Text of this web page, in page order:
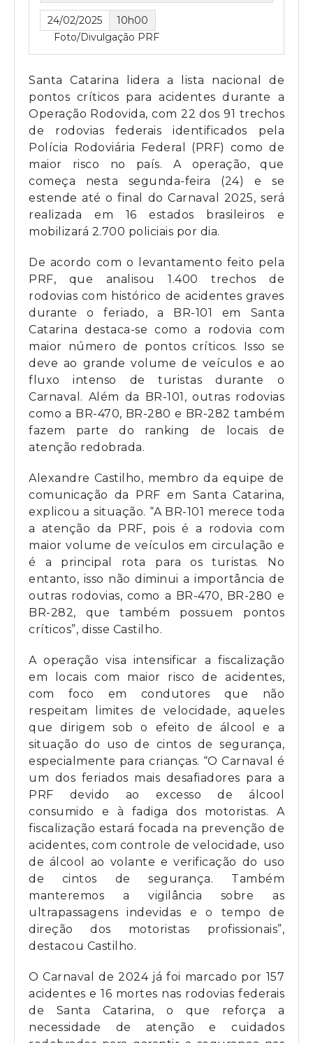
24/02/2025
10h00
Foto/Divulgação PRF
Santa Catarina lidera a lista nacional de
pontos críticos para acidentes durante a
Operação Rodovida, com 22 dos 91 trechos
de rodovias federais identificados pela
Polícia Rodoviária Federal (PRF) como de
maior risco no país. A operação, que
começa nesta segunda-feira (24) e se
estende até o final do Carnaval 2025, será
realizada em 16 estados brasileiros e
mobilizará 2.700 policiais por dia.
De acordo com o levantamento feito pela
PRF, que analisou 1.400 trechos de
rodovias com histórico de acidentes graves
durante o feriado, a BR-101 em Santa
Catarina destaca-se como a rodovia com
maior número de pontos críticos. Isso se
deve ao grande volume de veículos e ao
fluxo intenso de turistas durante o
Carnaval. Além da BR-101, outras rodovias
como a BR-470, BR-280 e BR-282 também
fazem parte do ranking de locais de
atenção redobrada.
Alexandre Castilho, membro da equipe de
comunicação da PRF em Santa Catarina,
explicou a situação. “A BR-101 merece toda
a atenção da PRF, pois é a rodovia com
maior volume de veículos em circulação e
é a principal rota para os turistas. No
entanto, isso não diminui a importância de
outras rodovias, como a BR-470, BR-280 e
BR-282, que também possuem pontos
críticos”, disse Castilho.
A operação visa intensificar a fiscalização
em locais com maior risco de acidentes,
com foco em condutores que não
respeitam limites de velocidade, aqueles
que dirigem sob o efeito de álcool e a
situação do uso de cintos de segurança,
especialmente para crianças. “O Carnaval é
um dos feriados mais desafiadores para a
PRF devido ao excesso de álcool
consumido e à fadiga dos motoristas. A
fiscalização estará focada na prevenção de
acidentes, com controle de velocidade, uso
de álcool ao volante e verificação do uso
de cintos de segurança. Também
manteremos a vigilância sobre as
ultrapassagens indevidas e o tempo de
direção dos motoristas profissionais”,
destacou Castilho.
O Carnaval de 2024 já foi marcado por 157
acidentes e 16 mortes nas rodovias federais
de Santa Catarina, o que reforça a
necessidade de atenção e cuidados